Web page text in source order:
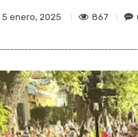
5 enero, 2025 867